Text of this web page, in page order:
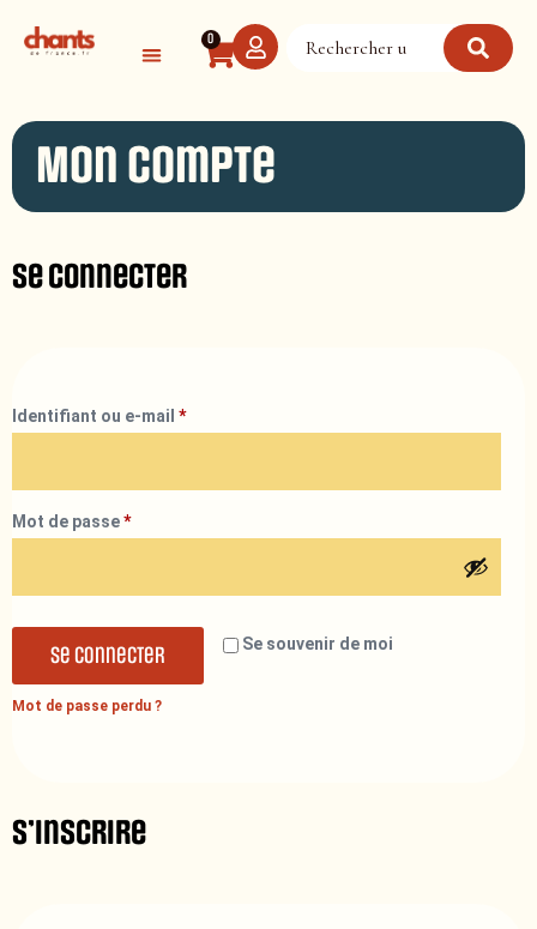
0
Mon compte
Se connecter
Identifiant ou e-mail *
Mot de passe*
Se souvenir de moi
Se connecter
Mot de passe perdu ?
S’inscrire